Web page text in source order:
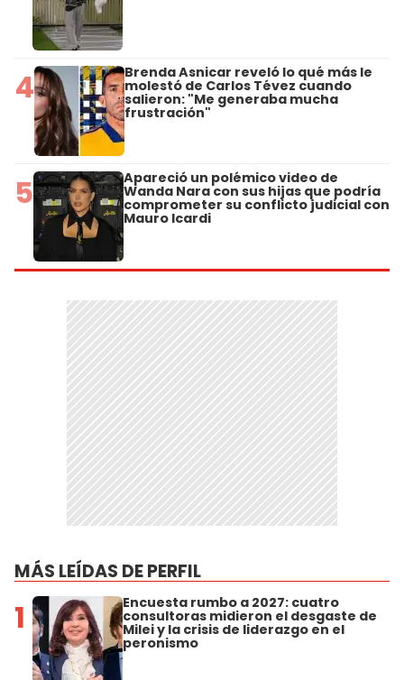
4 Brenda Asnicar reveló lo qué más le
molestó de Carlos Tévez cuando
salieron: "Me generaba mucha
frustración"
5 Apareció un polémico video de
Wanda Nara con sus hijas que podría
comprometer su conflicto judicial con
Mauro Icardi
MÁS LEÍDAS DE PERFIL
1 Encuesta rumbo a 2027: cuatro
consultoras midieron el desgaste de
Milei y la crisis de liderazgo en el
peronismo